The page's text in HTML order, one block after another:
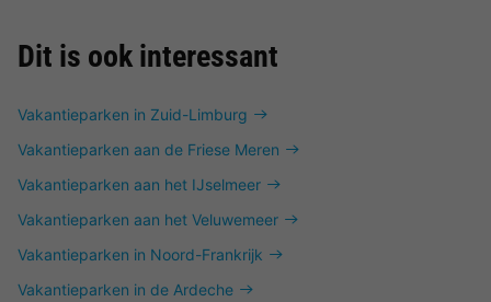
Dit is ook interessant
Vakantieparken in Zuid-Limburg
Vakantieparken aan de Friese Meren
Vakantieparken aan het IJselmeer
Vakantieparken aan het Veluwemeer
Vakantieparken in Noord-Frankrijk
Vakantieparken in de Ardeche